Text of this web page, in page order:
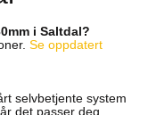
i Saltdal?
Se oppdatert
selvbetjente system
det passer deg.